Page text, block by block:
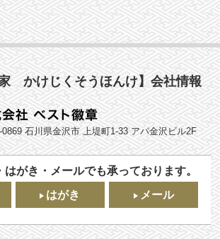
家 かけじくそうほんけ】会社情報
0869 石川県金沢市 上堤町1-33 アパ金沢ビル2F
はがき・メールでも承っております。
はがき メール